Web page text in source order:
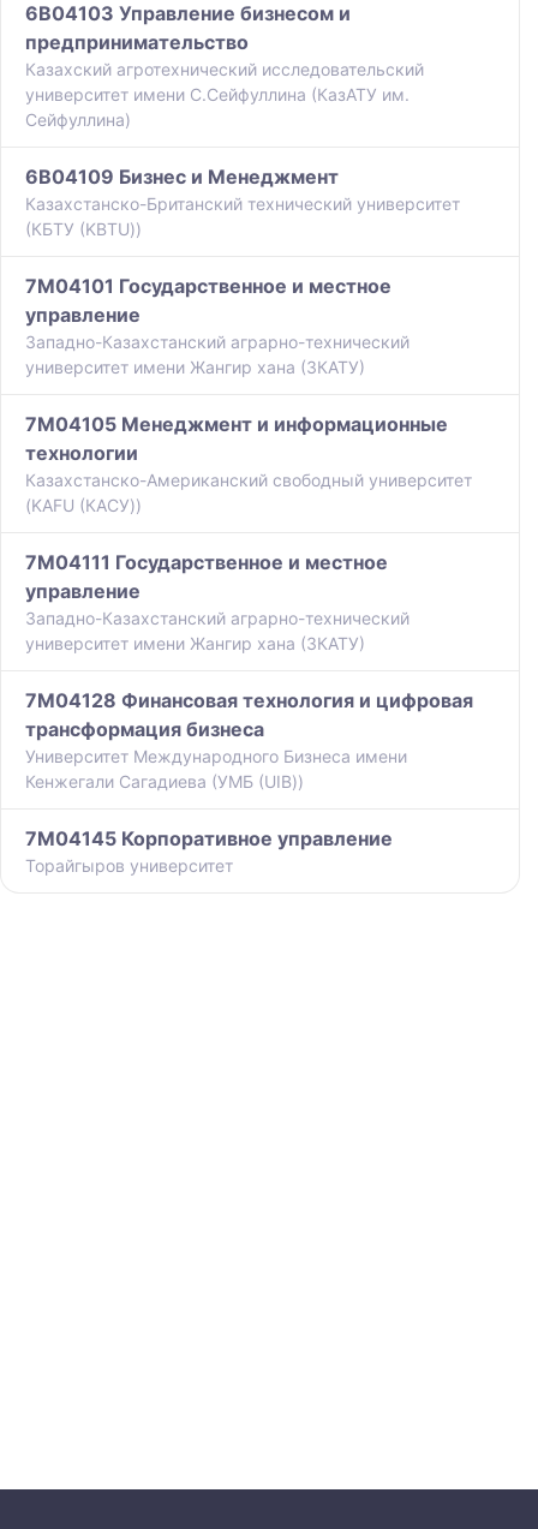
6B04103 Управление бизнесом и
предпринимательство
Казахский агротехнический исследовательский
университет имени С.Сейфуллина (КазАТУ им.
Сейфуллина)
6B04109 Бизнес и Менеджмент
Казахстанско-Британский технический университет
(КБТУ (KBTU))
7M04101 Государственное и местное
управление
Западно-Казахстанский аграрно-технический
университет имени Жангир хана (ЗКАТУ)
7M04105 Менеджмент и информационные
технологии
Казахстанско-Американский свободный университет
(KAFU (КАСУ))
7M04111 Государственное и местное
управление
Западно-Казахстанский аграрно-технический
университет имени Жангир хана (ЗКАТУ)
7M04128 Финансовая технология и цифровая
трансформация бизнеса
Университет Международного Бизнеса имени
Кенжегали Сагадиева (УМБ (UIB))
7M04145 Корпоративное управление
Торайгыров университет